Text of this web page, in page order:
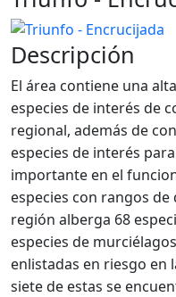
Descripción
El área contiene una
especies de interés de
regional, además de
especies de interés
importante en el
especies con rangos
región alberga 68
especies de
enlistadas en riesgo en
siete de estas se